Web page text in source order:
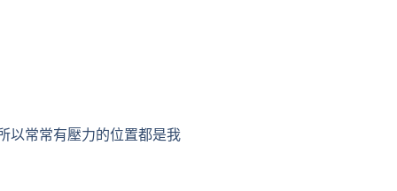
以常常有壓力的位置都是我